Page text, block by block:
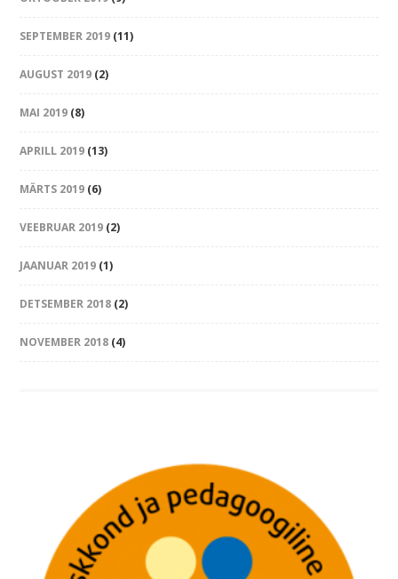
SEPTEMBER 2019 (11)
AUGUST 2019 (2)
MAI 2019 (8)
APRILL 2019 (13)
MÄRTS 2019 (6)
VEEBRUAR 2019 (2)
JAANUAR 2019 (1)
DETSEMBER 2018 (2)
NOVEMBER 2018 (4)